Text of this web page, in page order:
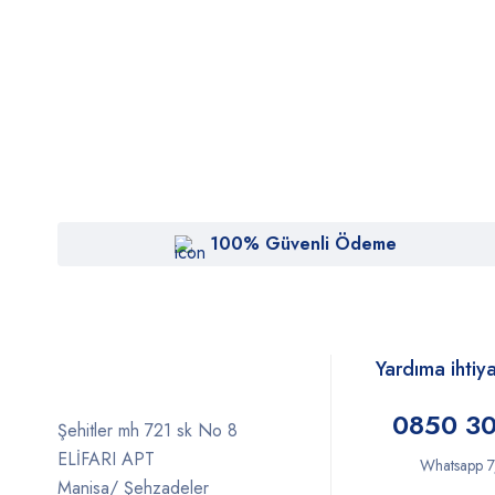
100% Güvenli Ödeme
Şehitler mh 721 sk No 8
ELİFARI APT
Manisa/ Şehzadeler
Yardıma
0850
Whatsapp